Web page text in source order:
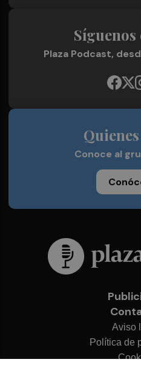
Síguenos
Plaza Podcast,
Conoce al
Aviso
Política de